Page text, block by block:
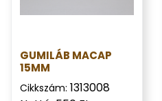
GUMILÁB MACAP
15MM
Cikkszám: 1313008